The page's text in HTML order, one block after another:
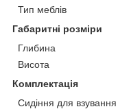
Тип меблів
Габаритні розміри
Глибина
Висота
Комплектація
Сидіння для взування